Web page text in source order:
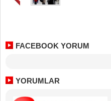
FACEBOOK YORUM
YORUMLAR